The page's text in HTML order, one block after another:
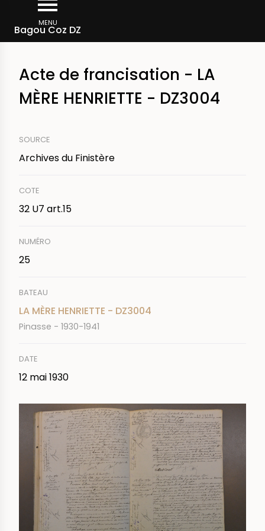
contenu
MENU
Bagou Coz DZ
d'Ariane
Actes de francisation au quartier de Douarnenez
Acte de francisation - LA
MÈRE HENRIETTE - DZ3004
SOURCE
Archives du Finistère
COTE
32 U7 art.15
NUMÉRO
25
BATEAU
LA MÈRE HENRIETTE - DZ3004
Pinasse - 1930-1941
DATE
12 mai 1930
IMAGE